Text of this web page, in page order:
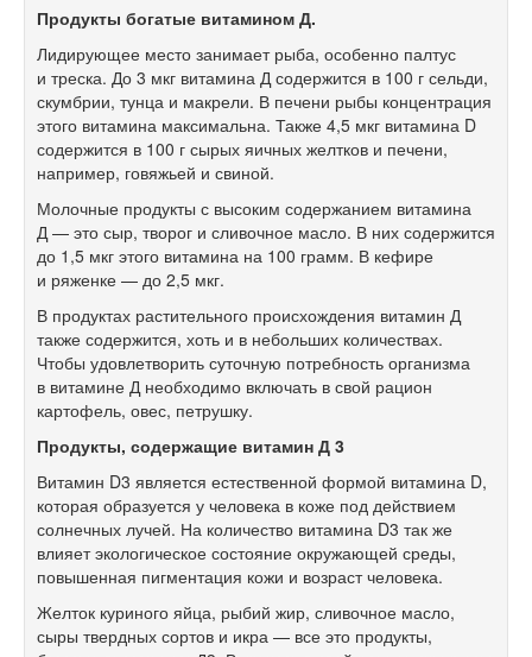
Продукты богатые витамином Д.
Лидирующее место занимает рыба, особенно палтус
и треска. До 3 мкг витамина Д содержится в 100 г сельди,
скумбрии, тунца и макрели. В печени рыбы концентрация
этого витамина максимальна. Также 4,5 мкг витамина D
содержится в 100 г сырых яичных желтков и печени,
например, говяжьей и свиной.
Молочные продукты с высоким содержанием витамина
Д — это сыр, творог и сливочное масло. В них содержится
до 1,5 мкг этого витамина на 100 грамм. В кефире
и ряженке — до 2,5 мкг.
В продуктах растительного происхождения витамин Д
также содержится, хоть и в небольших количествах.
Чтобы удовлетворить суточную потребность организма
в витамине Д необходимо включать в свой рацион
картофель, овес, петрушку.
Продукты, содержащие витамин Д 3
Витамин D3 является естественной формой витамина D,
которая образуется у человека в коже под действием
солнечных лучей. На количество витамина D3 так же
влияет экологическое состояние окружающей среды,
повышенная пигментация кожи и возраст человека.
Желток куриного яйца, рыбий жир, сливочное масло,
сыры твердных сортов и икра — все это продукты,